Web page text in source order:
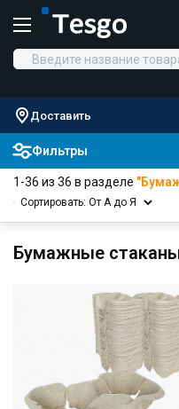
Доставить
Фильтры
1-36 из 36 в разделе
Сортировать: От А до Я
Бумажные